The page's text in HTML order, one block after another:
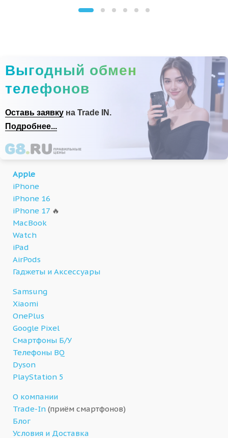
Выгодный обмен
телефонов
Оставь заявку на Trade IN.
Подробнее...
Apple
iPhone
iPhone 16
iPhone 17 🔥
MacBook
Watch
iPad
AirPods
Гаджеты и Аксессуары
Samsung
Xiaomi
OnePlus
Google Pixel
Смартфоны Б/У
Телефоны BQ
Dyson
PlayStation 5
О компании
Trade-In (приём смартфонов)
Блог
Условия и Доставка